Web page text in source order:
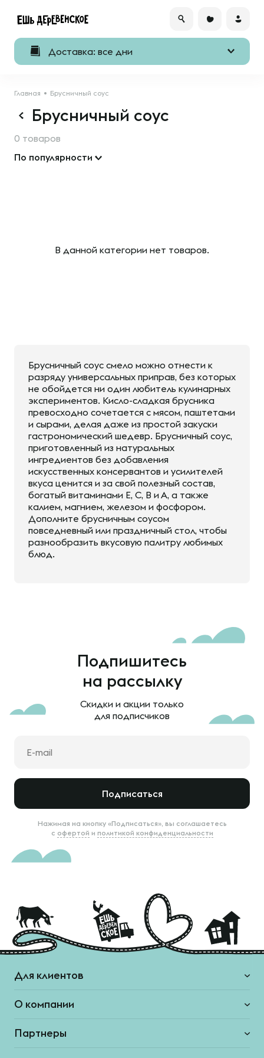
Доставка: все дни
Главная Брусничный соус
Брусничный соус
0 товаров
По популярности
В данной категории нет товаров.
Брусничный соус смело можно отнести к
разряду универсальных приправ, без которых
не обойдется ни один любитель кулинарных
экспериментов. Кисло-сладкая брусника
превосходно сочетается с мясом, паштетами
и сырами, делая даже из простой закуски
гастрономический шедевр. Брусничный соус,
приготовленный из натуральных
ингредиентов без добавления
искусственных консервантов и усилителей
вкуса ценится и за свой полезный состав,
богатый витаминами Е, С, В и А, а также
калием, магнием, железом и фосфором.
Дополните брусничным соусом
повседневный или праздничный стол, чтобы
разнообразить вкусовую палитру любимых
блюд.
Подпишитесь
на рассылку
Скидки и акции только
для подписчиков
Подписаться
Нажимая на кнопку «Подписаться», вы соглашаетесь
с офертой и политикой конфиденциальности
Для клиентов
О компании
Партнеры